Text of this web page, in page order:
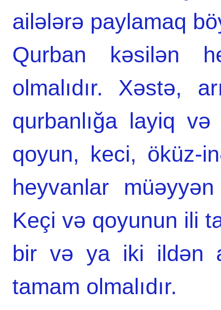
ailələrə paylamaq
Qurban kəsilən
olmalıdır. Xəstə,
qurbanlığa layiq və
qoyun, keci, öküz-
heyvanlar
Keçi və qoyunun ili
bir və ya iki ildən
tamam olmalıdır.